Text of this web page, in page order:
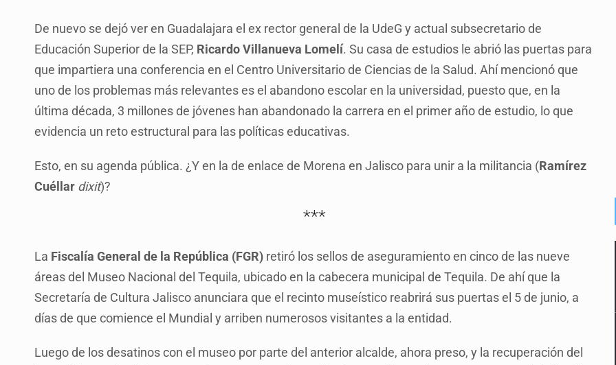
De nuevo se dejó ver en Guadalajara el ex rector general de la UdeG y actual subsecretario de
Educación Superior de la SEP, Ricardo Villanueva Lomelí. Su casa de estudios le abrió las puertas para
que impartiera una conferencia en el Centro Universitario de Ciencias de la Salud. Ahí mencionó que
uno de los problemas más relevantes es el abandono escolar en la universidad, puesto que, en la
última década, 3 millones de jóvenes han abandonado la carrera en el primer año de estudio, lo que
evidencia un reto estructural para las políticas educativas.
Esto, en su agenda pública. ¿Y en la de enlace de Morena en Jalisco para unir a la militancia (Ramírez
Cuéllar dixit)?
***
La Fiscalía General de la República (FGR) retiró los sellos de aseguramiento en cinco de las nueve
áreas del Museo Nacional del Tequila, ubicado en la cabecera municipal de Tequila. De ahí que la
Secretaría de Cultura Jalisco anunciara que el recinto museístico reabrirá sus puertas el 5 de junio, a
días de que comience el Mundial y arriben numerosos visitantes a la entidad.
Luego de los desatinos con el museo por parte del anterior alcalde, ahora preso, y la recuperación del